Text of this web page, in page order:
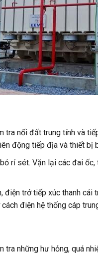
tra nối đất trung tính và
động tiếp địa và thiết bị
rỉ sét. Vặn lại các đai
điện trở tiếp xúc thanh
điện hệ thống cáp
tra những hư hỏng, quá